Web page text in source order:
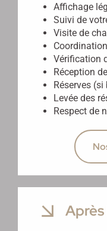
Affichage
Suivi de
Visite de
Vérification
Réception
Réserves (si
Levée des
Respect de